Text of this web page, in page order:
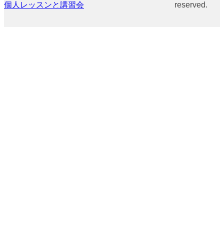
個人レッスンと講習会
reserved.